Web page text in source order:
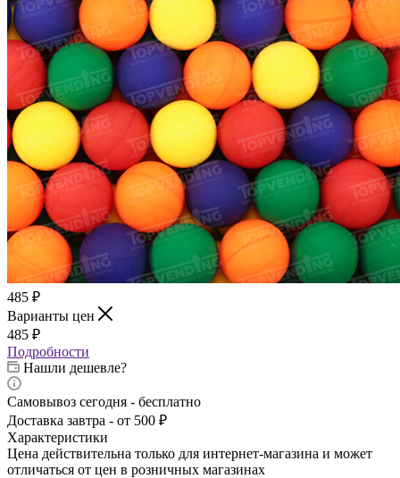
485 ₽
Варианты цен
485 ₽
Подробности
Нашли дешевле?
Самовывоз сегодня - бесплатно
Доставка завтра - от 500 ₽
Характеристики
Цена действительна только для интернет-магазина и может
отличаться от цен в розничных магазинах